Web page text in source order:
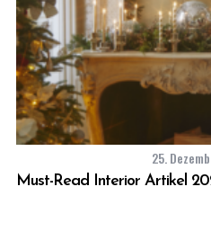
25.
Must-Read Interior Artikel